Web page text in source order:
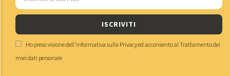
ISCRIVITI
Ho preso visione dell'informativa sulla Privacyed acconsento alTrattamento dei
miei dati personale